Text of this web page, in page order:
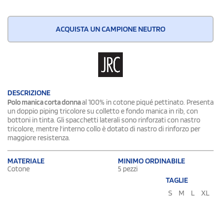
ACQUISTA UN CAMPIONE NEUTRO
DESCRIZIONE
Polo manica corta donnaal 100% in cotone piqué pettinato. Presenta
un doppio piping tricolore su colletto e fondo manica in rib, con
bottoni in tinta. Gli spacchetti laterali sono rinforzati con nastro
tricolore, mentre l'interno collo è dotato di nastro di rinforzo per
maggiore resistenza.
MATERIALE
Cotone
MINIMO ORDINABILE
5 pezzi
TAGLIE
S
M L XL